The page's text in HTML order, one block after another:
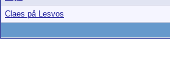
Claes på Lesvos